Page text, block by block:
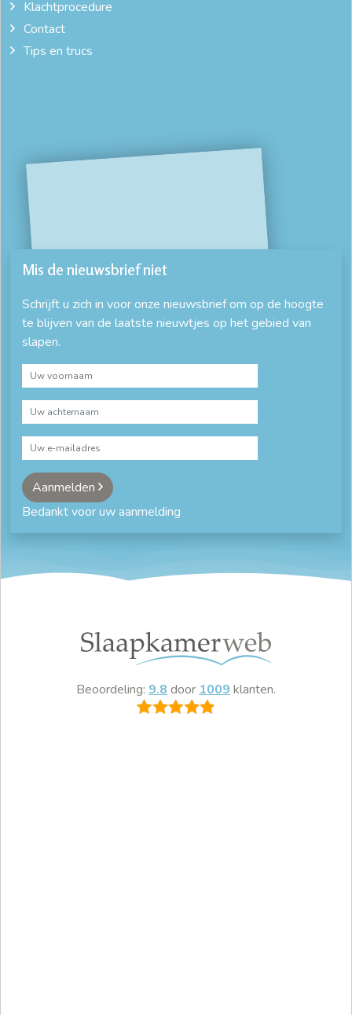
Klachtprocedure
Contact
Tips en trucs
Mis de nieuwsbrief niet
Schrijft u zich in voor onze nieuwsbrief om op de hoogte
te blijven van de laatste nieuwtjes op het gebied van
slapen.
Aanmelden
Bedankt voor uw aanmelding
Beoordeling: 9.8 door 1009 klanten.